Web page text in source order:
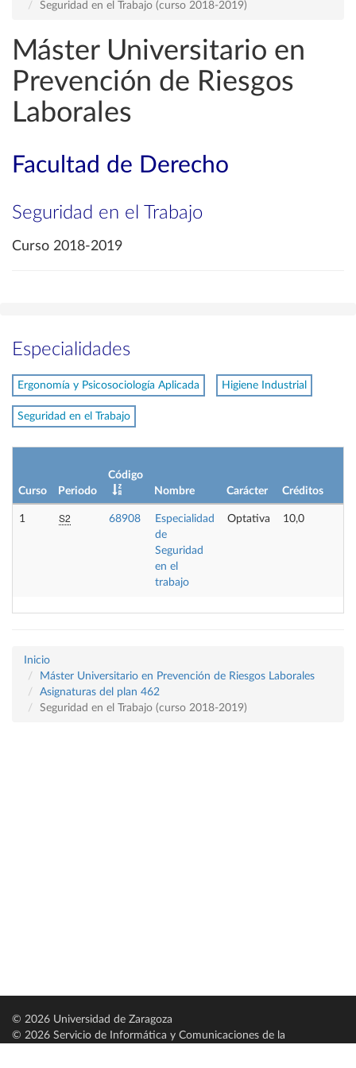
Seguridad en el Trabajo (curso 2018-2019)
Máster Universitario en
Prevención de Riesgos
Laborales
Facultad de Derecho
Seguridad en el Trabajo
Curso 2018-2019
Especialidades
Ergonomía y Psicosociología Aplicada Higiene Industrial
Seguridad en el Trabajo
Curso Periodo
Código
Nombre
Carácter Créditos
1 S2 68908
Especialidad
de
Seguridad
en el
trabajo
Optativa 10,0
Inicio
Máster Universitario en Prevención de Riesgos Laborales
Asignaturas del plan 462
Seguridad en el Trabajo (curso 2018-2019)
© 2026 Universidad de Zaragoza
© 2026 Servicio de Informática y Comunicaciones de la